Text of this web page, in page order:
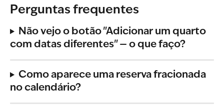
Perguntas frequentes
Não vejo o botão "Adicionar um quarto
com datas diferentes" — o que faço?
Como aparece uma reserva fracionada
no calendário?